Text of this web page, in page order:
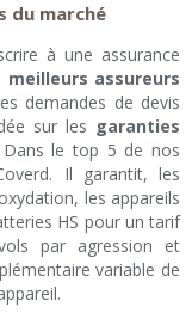
du marché
à une assurance
meilleurs assureurs
demandes de devis
sur les garanties
Dans le top 5 de nos
Il garantit, les
les appareils
HS pour un tarif
par agression et
variable de